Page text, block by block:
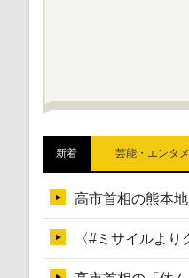
新着 芸能・エンタメ